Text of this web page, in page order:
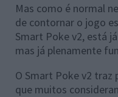
Mas como é normal
de contornar o jogo
Smart Poke v2, está
mas já plenamente
O Smart Poke v2
que muitos